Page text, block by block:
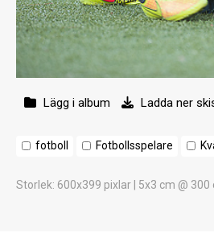
Lägg i album Ladda ner
fotboll Fotbollsspelare
Storlek: 600x399 pixlar | 5x3 cm @ 300